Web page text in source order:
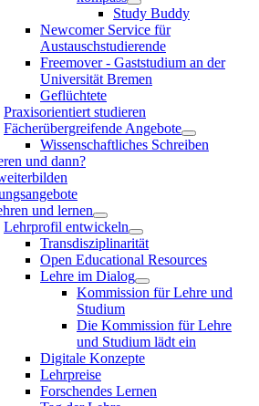
Study Buddy
Newcomer Service für
Austauschstudierende
Freemover - Gaststudium an der
Universität Bremen
Geflüchtete
Praxisorientiert studieren
Fächerübergreifende Angebote
Wissenschaftliches Schreiben
und dann?
und lernen
Lehrprofil entwickeln
Transdisziplinarität
Open Educational Resources
Lehre im Dialog
Kommission für Lehre und
Studium
Die Kommission für Lehre
und Studium lädt ein
Digitale Konzepte
Lehrpreise
Forschendes Lernen